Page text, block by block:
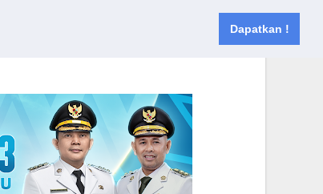
Dapatkan !
Kontak